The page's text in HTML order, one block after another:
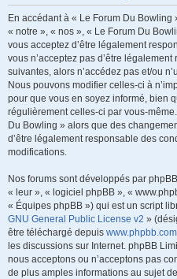
En accédant à « Le Forum Du
« notre », « nos », « Le Forum Du
vous acceptez d’être légalement
vous n’acceptez pas d’être
suivantes, alors n’accédez pas et/ou
Nous pouvons modifier celles-ci à
pour que vous en soyez informé, bien
régulièrement celles-ci par vous-
Du Bowling » alors que des
d’être légalement responsable des
modifications.
Nos forums sont développés par
« leur », « logiciel phpBB », «
« Équipes phpBB ») qui est un script
GNU General Public License v2 »
être téléchargé depuis www.phpbb.com
les discussions sur Internet. phpBB
nous acceptons ou n’acceptons pas
de plus amples informations au sujet